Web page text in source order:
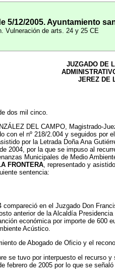
5/12/2005. Ayuntamiento
Vulneración de arts. 24 y 25 CE
JUZGADO DE
JEREZ DE
dos mil cinco.
DEL CAMPO, Magistrado-
con el nº 218/2.004 y seguidos por el
por la Letrada Doña Ana
2004, por la que se impuso al
Municipales de Medio
FRONTERA, representado y
sentencia:
compareció en el Juzgado Don
anterior de la Alcaldía
económica por importe de 600
Acústico.
de Abogado de Oficio y el
se tuvo por interpuesto el recurso
febrero de 2005 por lo que se